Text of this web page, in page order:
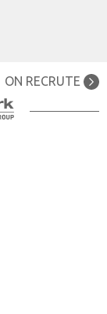
ON RECRUTE